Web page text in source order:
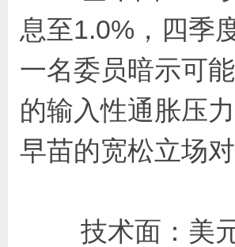
息至1.0%，四季
一名委员暗示可
的输入性通胀压
早苗的宽松立场
技术面：美元